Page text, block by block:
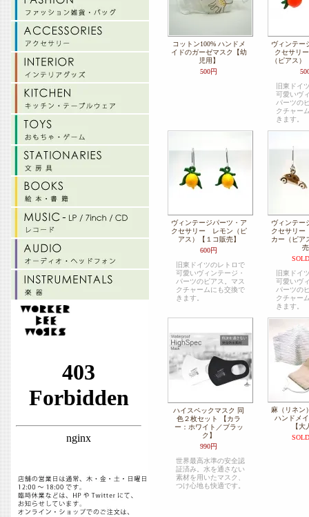
コットン100% ハンドメ
イドのガーゼマスク【幼
児用】
500円
ヴィンテー
クセサリ
（ピアス）
旧東ドイ
可愛いヴ
パーツの
クチャー
きます。
ヴィンテージパーツ・ア
クセサリー レモン（ピ
アス）【１コ販売】
600円
旧東ドイツのレトロで
可愛いヴィンテージ・
パーツのピアス。マス
クチャームにも交換で
きます。
ヴィンテー
クセサリ
カー（ピア
旧東ドイ
可愛いヴ
パーツの
クチャー
きます。
ハイスペックマスク 同
色２枚セット 【カラ
ー：ホワイト／ブラッ
ク】
990円
世界最高水準の安全認
証済み。水を通さない
素材を用いたマスク、
つけ心地も快適です。
麻（リネン
ハンドメ
【大